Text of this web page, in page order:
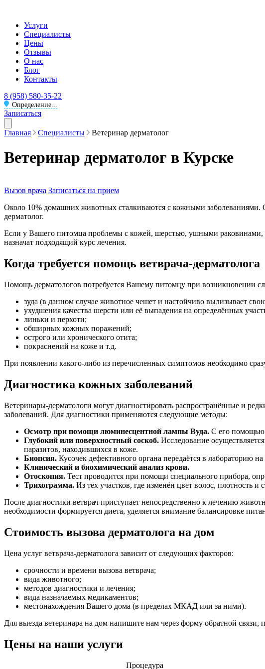
Услуги
Специалисты
Цены
Отзывы
О нас
Блог
Контакты
8 (958) 580-35-22
Определение...
Записаться
Главная Специалисты Ветеринар дерматолог
Ветеринар дерматолог в Курске
Вызов врача Записаться на прием
Около 10% домашних животных сталкиваются с кожными заболеваниями.
дерматолог.
Если у Вашего питомца проблемы с кожей, шерстью, ушными раковинами,
назначат подходящий курс лечения.
Когда требуется помощь ветврача-дерматолога
Помощь дерматологов потребуется Вашему питомцу при возникновении
зуда (в данном случае животное чешет и настойчиво вылизывает
ухудшения качества шерсти или её выпадения на определённых
линьки и перхоти;
обширных кожных поражений;
острого или хронического отита;
покраснений на коже и т.д.
При появлении какого-либо из перечисленных симптомов необходимо
Диагностика кожных заболеваний
Ветеринары-дерматологи могут диагностировать распространённые и
заболеваний. Для диагностики применяются следующие методы:
Осмотр при помощи люминесцентной лампы Вуда. С его помощью
Глубокий или поверхностный соскоб. Исследование
паразитов, находившихся в коже.
Биопсия. Кусочек дефективного органа передаётся в лабораторию
Клинический и биохимический анализ крови.
Отоскопия. Тест проводится при помощи специального прибора,
Трихограмма. Из тех участков, где изменён цвет волос,
После диагностики ветврач приступает непосредственно к лечению
необходимости формируется диета, уделяется внимание балансировке
Стоимость вызова дерматолога на дом
Цена услуг ветврача-дерматолога зависит от следующих факторов:
срочности и времени вызова ветврача;
вида животного;
методов диагностики и лечения;
вида назначаемых медикаментов;
местонахождения Вашего дома (в пределах МКАД или за ними).
Для выезда ветеринара на дом напишите нам через форму обратной связи,
Цены на наши услуги
Процедура